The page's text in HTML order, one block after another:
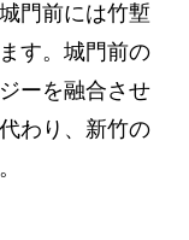
門前には竹塹
す。城門前の
ーを融合させ
わり、新竹の